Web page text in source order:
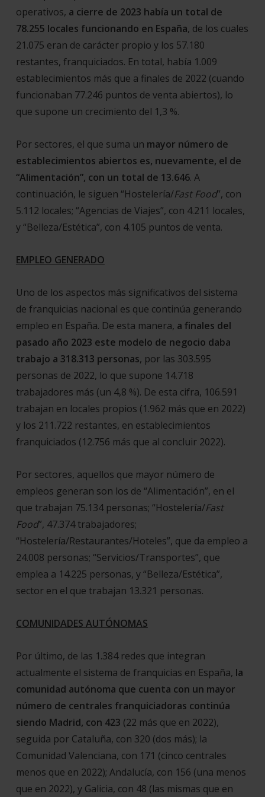
operativos, a cierre de 2023 había un total de
78.255 locales funcionando en España, de los cuales
21.075 eran de carácter propio y los 57.180
restantes, franquiciados. En total, había 1.009
establecimientos más que a finales de 2022 (cuando
funcionaban 77.246 puntos de venta abiertos), lo
que supone un crecimiento del 1,3 %.
Por sectores, el que suma un mayor número de
establecimientos abiertos es, nuevamente, el de
“Alimentación”, con un total de 13.646. A
continuación, le siguen “Hostelería/Fast Food”, con
5.112 locales; “Agencias de Viajes”, con 4.211 locales,
y “Belleza/Estética”, con 4.105 puntos de venta.
EMPLEO GENERADO
Uno de los aspectos más significativos del sistema
de franquicias nacional es que continúa generando
empleo en España. De esta manera, a finales del
pasado año 2023 este modelo de negocio daba
trabajo a 318.313 personas, por las 303.595
personas de 2022, lo que supone 14.718
trabajadores más (un 4,8 %). De esta cifra, 106.591
trabajan en locales propios (1.962 más que en 2022)
y los 211.722 restantes, en establecimientos
franquiciados (12.756 más que al concluir 2022).
Por sectores, aquellos que mayor número de
empleos generan son los de “Alimentación”, en el
que trabajan 75.134 personas; “Hostelería/Fast
Food”, 47.374 trabajadores;
“Hostelería/Restaurantes/Hoteles”, que da empleo a
24.008 personas; “Servicios/Transportes”, que
emplea a 14.225 personas, y “Belleza/Estética”,
sector en el que trabajan 13.321 personas.
COMUNIDADES AUTÓNOMAS
Por último, de las 1.384 redes que integran
actualmente el sistema de franquicias en España, la
comunidad autónoma que cuenta con un mayor
número de centrales franquiciadoras continúa
siendo Madrid, con 423 (22 más que en 2022),
seguida por Cataluña, con 320 (dos más); la
Comunidad Valenciana, con 171 (cinco centrales
menos que en 2022); Andalucía, con 156 (una menos
que en 2022), y Galicia, con 48 (las mismas que en